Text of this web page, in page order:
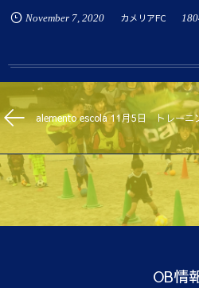
November 7, 2020 カメリアFC
alemento escola 11月5日 トレーニ
OB情